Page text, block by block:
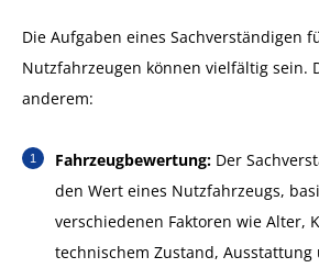
Die Aufgaben eines Sachverständigen
Nutzfahrzeugen können vielfältig sein.
anderem:
Fahrzeugbewertung: Der
den Wert eines Nutzfahrzeugs,
verschiedenen Faktoren wie Alter,
technischem Zustand,